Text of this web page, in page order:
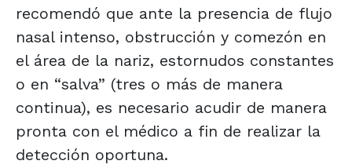
recomendó que ante la presencia de flujo
nasal intenso, obstrucción y comezón en
el área de la nariz, estornudos constantes
o en “salva” (tres o más de manera
continua), es necesario acudir de manera
pronta con el médico a fin de realizar la
detección oportuna.